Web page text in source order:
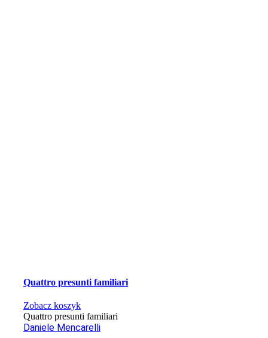
Quattro presunti familiari
Zobacz koszyk
Quattro presunti familiari
Daniele Mencarelli